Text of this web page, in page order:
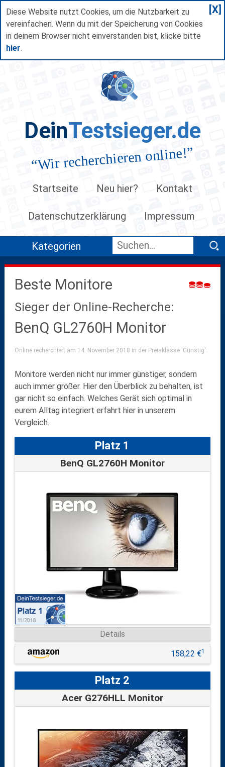
Diese Website nutzt Cookies, um die Nutzbarkeit zu
vereinfachen. Wenn du mit der Speicherung von Cookies
in deinem Browser nicht einverstanden bist, klicke bitte
hier.
[X]
DeinTestsieger.de
“Wir recherchieren online!”
Startseite Neu hier? Kontakt
Datenschutzerklärung Impressum
Kategorien
Beste Monitore
Sieger der Online-Recherche:
BenQ GL2760H Monitor
Online recherchiert am 14. November 2018 in der Preisklasse 'Günstig'.
Monitore werden nicht nur immer günstiger, sondern
auch immer größer. Hier den Überblick zu behalten, ist
gar nicht so einfach. Welches Gerät sich optimal in
eurem Alltag integriert erfahrt hier in unserem
Vergleich.
Platz 1
BenQ GL2760H Monitor
Details
158,22 €1
Platz 2
Acer G276HLL Monitor